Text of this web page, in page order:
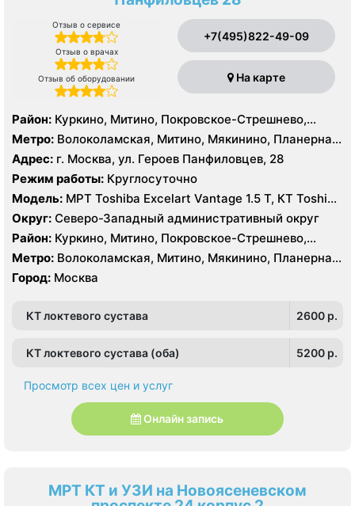
Отзыв о сервисе
Отзыв о врачах
Отзыв об оборудовании
+7(495)822-49-09
На карте
Район: Куркино, Митино, Покровское-Стрешнево,
Северное Тушино, Строгино, Южное Тушино
Метро: Волоколамская, Митино, Мякинино, Планерная,
Пятницкое шоссе, Спартак, Строгино, Сходненская,
Тушинская, Щукинская
Адрес: г. Москва, ул. Героев Панфиловцев, 28
Режим работы: Круглосуточно
Модель: МРТ Toshiba Excelart Vantage 1.5 Т, КТ Toshiba
AQUILION RXL 16 срезов
Округ: Северо-Западный административный округ
Район: Куркино, Митино, Покровское-Стрешнево,
Северное Тушино, Строгино, Южное Тушино
Метро: Волоколамская, Митино, Мякинино, Планерная,
Пятницкое шоссе, Спартак, Строгино, Сходненская,
Тушинская, Щукинская
Город: Москва
КТ локтевого сустава 2600 p.
КТ локтевого сустава (оба) 5200 p.
Просмотр всех цен и услуг
Онлайн запись
МРТ КТ и УЗИ на Новоясеневском